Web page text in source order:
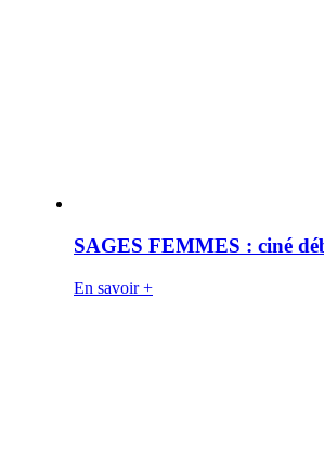
SAGES FEMMES : ciné
En savoir +